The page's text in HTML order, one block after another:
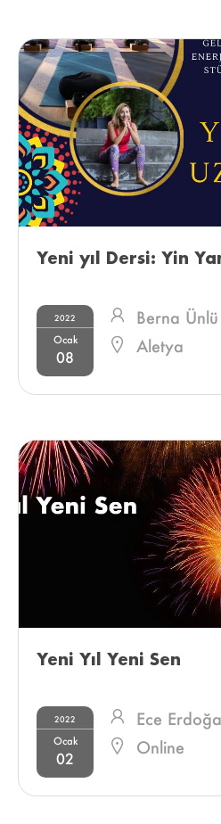
Yeni yıl Dersi: Yin
2022
Ocak
08
Berna Ünlü
Aletya
Yeni Yıl Yeni Sen
2022
Ocak
02
Ece
Online